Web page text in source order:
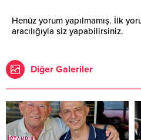
Henüz yorum yapılmamış. İlk
aracılığıyla siz yapabilirsiniz.
Diğer Galeriler